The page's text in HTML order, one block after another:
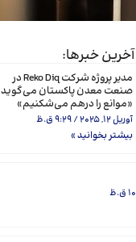
آخرین خبرها:
مدیر پروژه شرکت Reko Diq در
صنعت معدن پاکستان می‌گوید
«موانع را درهم می‌شکنیم»
آوریل 12, 2025
بیشتر بخوانید »